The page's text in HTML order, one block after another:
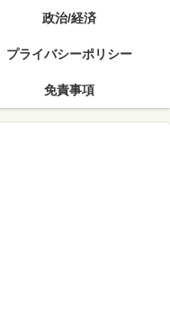
政治/経済
プライバシーポリシー
免責事項